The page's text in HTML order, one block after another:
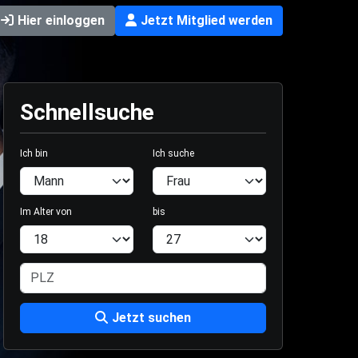
Hier einloggen Jetzt Mitglied werden
Schnellsuche
Ich bin Ich suche
Im Alter von bis
Jetzt suchen